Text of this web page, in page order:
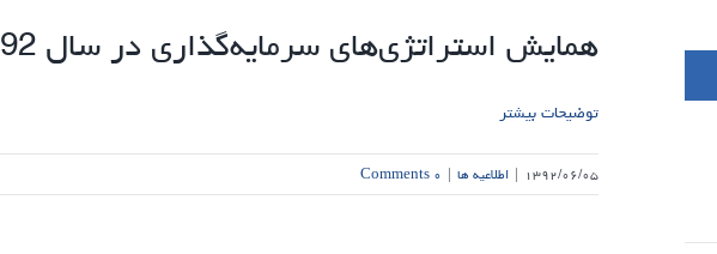
همایش استراتژی‌های سرمایه‌گذاری در سال 92
توضیحات بیشتر
۱۳۹۲/۰۶/۰۵ | اطلاعیه ها | ۰ Comments